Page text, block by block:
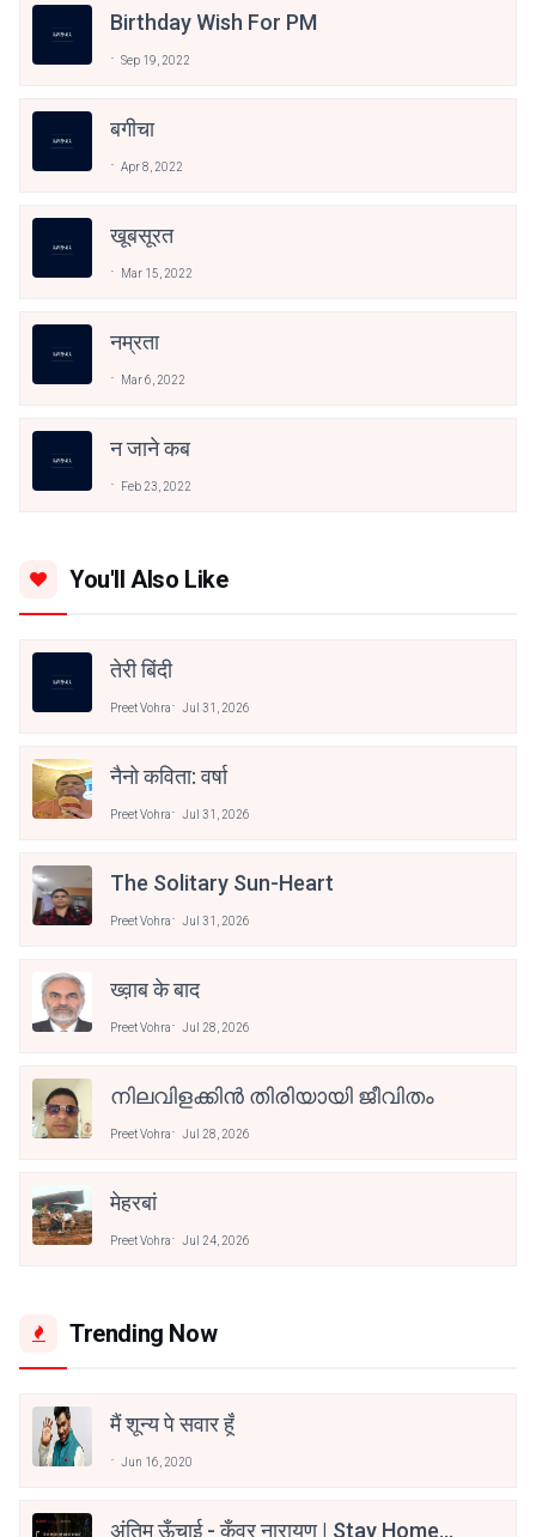
Birthday Wish For PM
Sep 19, 2022
बगीचा
Apr 8, 2022
खूबसूरत
Mar 15, 2022
नम्रता
Mar 6, 2022
न जाने कब
Feb 23, 2022
You'll Also Like
तेरी बिंदी
Preet Vohra Jul 31, 2026
नैनो कविता: वर्षा
Preet Vohra Jul 31, 2026
The Solitary Sun-Heart
Preet Vohra Jul 31, 2026
ख्व़ाब के बाद
Preet Vohra Jul 28, 2026
നിലവിളക്കിൻ തിരിയായി ജീവിതം
Preet Vohra Jul 28, 2026
मेहरबां
Preet Vohra Jul 24, 2026
Trending Now
मैं शून्य पे सवार हूँ
Jun 16, 2020
अंतिम ऊँचाई - कुँवर नारायण | Stay Home